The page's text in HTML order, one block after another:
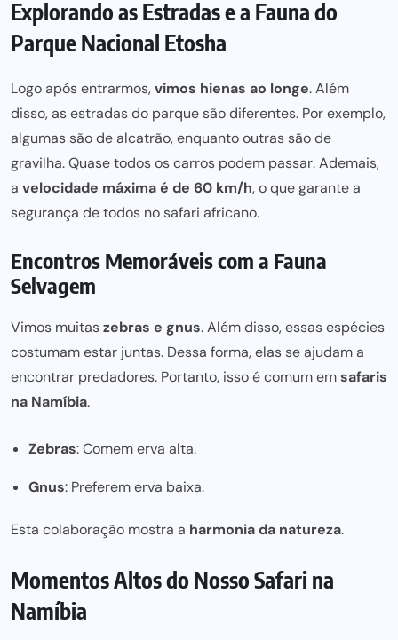
Explorando as Estradas e a Fauna do
Parque Nacional Etosha
Logo após entrarmos,vimos hienas ao longe. Além
disso, as estradas do parque são diferentes. Por exemplo,
algumas são de alcatrão, enquanto outras são de
gravilha. Quase todos os carros podem passar. Ademais,
a velocidade máxima é de 60 km/h, o que garante a
segurança de todos no safari africano.
Encontros Memoráveis com a Fauna
Selvagem
Vimos muitaszebras e gnus. Além disso, essas espécies
costumam estar juntas. Dessa forma, elas se ajudam a
encontrar predadores. Portanto, isso é comum emsafaris
na Namíbia.
Zebras: Comem erva alta.
Gnus: Preferem erva baixa.
Esta colaboração mostra a harmonia da natureza.
Momentos Altos do Nosso Safari na
Namíbia